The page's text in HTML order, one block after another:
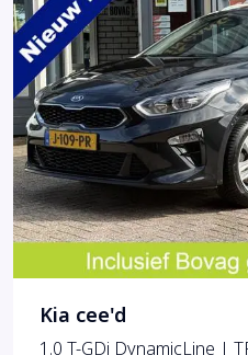
Kia cee'd
1.0 T-GDi DynamicLine |